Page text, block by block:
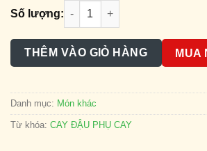
Số lượng:
CANH ĐẬU PHỤ CAY số lượng
THÊM VÀO GIỎ HÀNG MUA
Danh mục: Món khác
Từ khóa: CAY ĐẬU PHỤ CAY